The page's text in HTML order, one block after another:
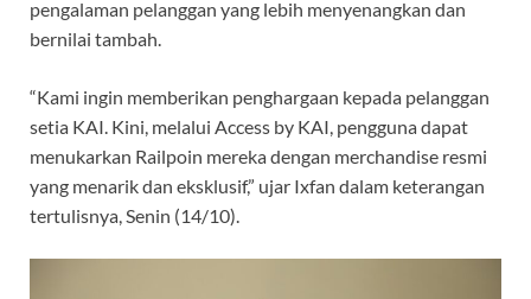
pengalaman pelanggan yang lebih menyenangkan dan
bernilai tambah.
“Kami ingin memberikan penghargaan kepada pelanggan
setia KAI. Kini, melalui Access by KAI, pengguna dapat
menukarkan Railpoin mereka dengan merchandise resmi
yang menarik dan eksklusif,” ujar Ixfan dalam keterangan
tertulisnya, Senin (14/10).